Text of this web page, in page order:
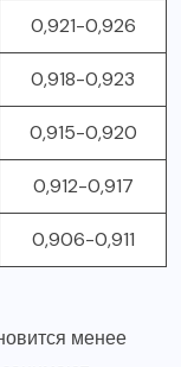
0,921-0,926
0,918-0,923
0,915-0,920
0,912-0,917
0,906-0,911
менее